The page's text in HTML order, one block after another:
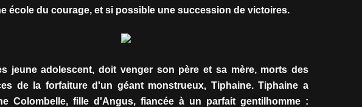
école du courage, et si possible une succession de victoires.
jeune adolescent, doit venger son père et sa mère, morts des
de la forfaiture d'un géant monstrueux, Tiphaine. Tiphaine a
Colombelle, fille d'Angus, fiancée à un parfait gentilhomme :